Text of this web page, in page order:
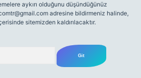
aykırı olduğunu düşündüğünüz
adresine bildirmeniz halinde,
sitemizden kaldırılacaktır.